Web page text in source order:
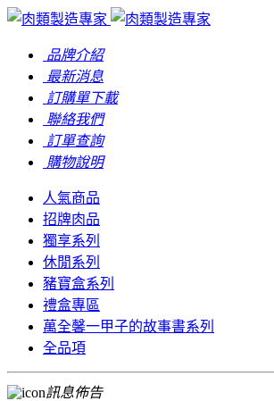
品牌介紹
最新消息
訂購單下載
聯絡我們
訂單查詢
購物說明
人氣商品
招牌肉品
獨享系列
休閒系列
豬寶盒系列
禮盒專區
萬全馨一甲子的故事書系列
全品項
訊息佈告